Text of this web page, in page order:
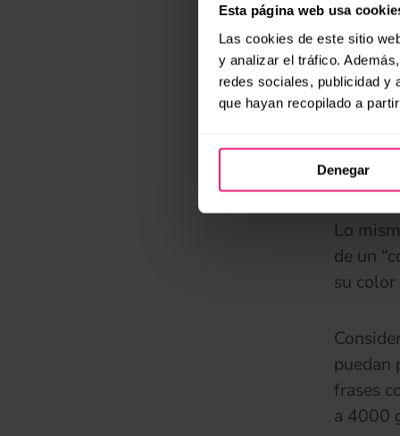
Esta página web usa
Las cookies de este sitio
y analizar el tráfico.
redes sociales, publicidad y
que hayan recopilado a
Denegar
Para
brillar
no,
deseado.
Lo
de un
su color
puedan
frases
a 4000